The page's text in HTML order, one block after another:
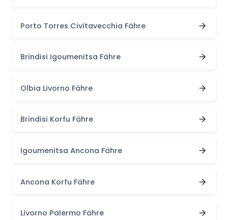
Porto Torres Civitavecchia Fähre
Brindisi Igoumenitsa Fähre
Olbia Livorno Fähre
Brindisi Korfu Fähre
Igoumenitsa Ancona Fähre
Ancona Korfu Fähre
Livorno Palermo Fähre